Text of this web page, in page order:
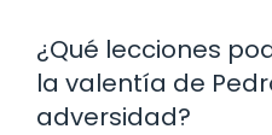
¿Qué lecciones
la valentía de
adversidad?